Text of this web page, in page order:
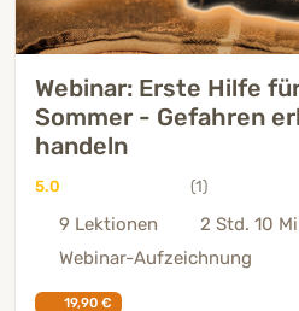
Webinar: Erste Hilfe
Sommer - Gefahren
handeln
5.0 (1)
9 Lektionen
2 Std. 10
Webinar-Aufzeichnung
19,90 €